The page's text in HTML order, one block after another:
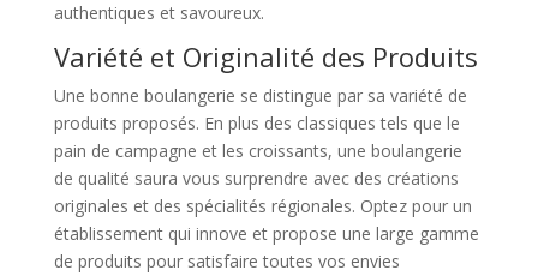
authentiques et savoureux.
Variété et Originalité des Produits
Une bonne boulangerie se distingue par sa variété de
produits proposés. En plus des classiques tels que le
pain de campagne et les croissants, une boulangerie
de qualité saura vous surprendre avec des créations
originales et des spécialités régionales. Optez pour un
établissement qui innove et propose une large gamme
de produits pour satisfaire toutes vos envies